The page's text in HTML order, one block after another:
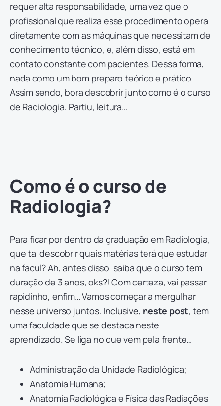
requer alta responsabilidade, uma vez que o
profissional que realiza esse procedimento opera
diretamente com as máquinas que necessitam de
conhecimento técnico, e, além disso, está em
contato constante com pacientes. Dessa forma,
nada como um bom preparo teórico e prático.
Assim sendo, bora descobrir junto como é o curso
de Radiologia. Partiu, leitura…
Como é o curso de
Radiologia?
Para ficar por dentro da graduação em Radiologia,
que tal descobrir quais matérias terá que estudar
na facul? Ah, antes disso, saiba que o curso tem
duração de 3 anos, oks?! Com certeza, vai passar
rapidinho, enfim… Vamos começar a mergulhar
nesse universo juntos. Inclusive, neste post, tem
uma faculdade que se destaca neste
aprendizado. Se liga no que vem pela frente…
Administração da Unidade Radiológica;
Anatomia Humana;
Anatomia Radiológica e Física das Radiações